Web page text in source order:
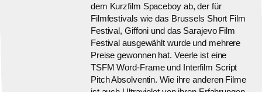
dem Kurzfilm Spaceboy ab, der für
Filmfestivals wie das Brussels Short Film
Festival, Giffoni und das Sarajevo Film
Festival ausgewählt wurde und mehrere
Preise gewonnen hat. Veerle ist eine
TSFM Word-Frame und Interfilm Script
Pitch Absolventin. Wie ihre anderen Filme